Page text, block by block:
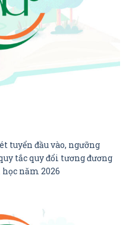
tuyển đầu vào, ngưỡng
tắc quy đổi tương đương
năm 2026